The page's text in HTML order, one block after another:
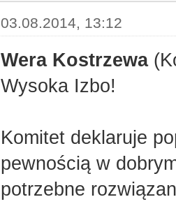
03.08.2014, 13:12
Wera Kostrzewa
Wysoka Izbo!
Komitet deklaruje
pewnością w
potrzebne